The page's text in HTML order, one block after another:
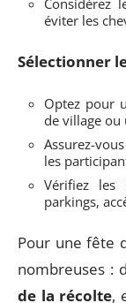
éviter les
Sélectionner
Optez pour
de village ou
Assurez-
les
Vérifiez les
parkings,
Pour une fête
nombreuses :
de la récolte,